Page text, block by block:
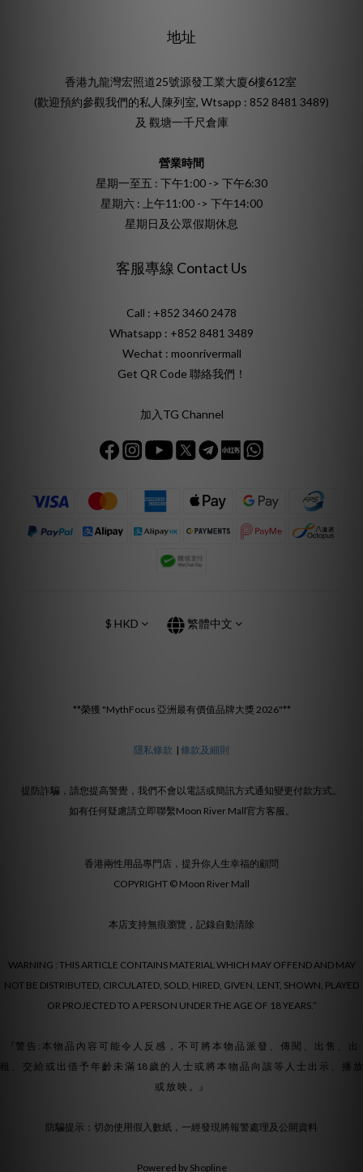
地址
香港九龍灣宏照道25號源發工業大廈6樓612室
(歡迎預約參觀我們的私人陳列室, Wtsapp : 852 8481 3489)
及 觀塘一千尺倉庫
營業時間
星期一至五 : 下午1:00 -> 下午6:30
星期六 : 上午11:00 -> 下午14:00
星期日及公眾假期休息
客服專線 Contact Us
Call : +852 3460 2478
Whatsapp : +852 8481 3489
Wechat : moonrivermall
Get QR Code 聯絡我們！
加入TG Channel
$ HKD 繁體中文
**榮獲 "MythFocus 亞洲最有價值品牌大獎 2026"**
隱私條款 | 條款及細則
提防詐騙，請您提高警覺，我們不會以電話或簡訊方式通知變更付款方式。
如有任何疑慮請立即聯繫Moon River Mall官方客服。
香港兩性用品專門店，提升你人生幸福的顧問
COPYRIGHT © Moon River Mall
本店支持無痕瀏覽，記錄自動清除
WARNING : THIS ARTICLE CONTAINS MATERIAL WHICH MAY OFFEND AND MAY
NOT BE DISTRIBUTED, CIRCULATED, SOLD, HIRED, GIVEN, LENT, SHOWN, PLAYED
OR PROJECTED TO A PERSON UNDER THE AGE OF 18 YEARS.”
『警 告 : 本 物 品 內 容 可 能 令 人 反 感 ， 不 可 將 本 物 品 派 發 、 傳 閱 、 出 售 、 出
租 、 交 給 或 出 借 予 年 齡 未 滿 18 歲 的 人 士 或 將 本 物 品 向 該 等 人 士 出 示 、 播 放
或 放 映 。』
防騙提示：切勿使用假入數紙，一經發現將報警處理及公開資料
Powered by Shopline